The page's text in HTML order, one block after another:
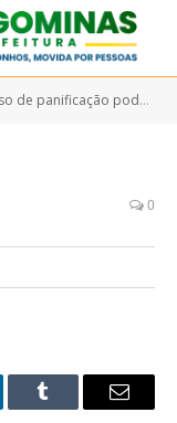
pode ser a porta para um novo negócio
0
Tumblr Email